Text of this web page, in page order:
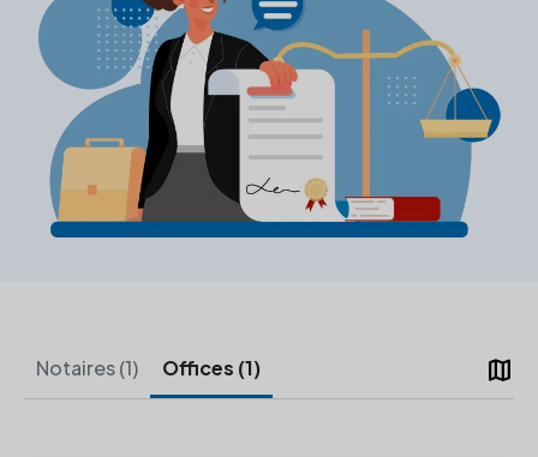
map
Notaires (1) Offices (1)